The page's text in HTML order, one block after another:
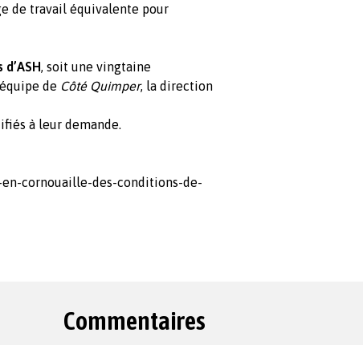
de travail équivalente pour
, soit une vingtaine
de Côté Quimper, la direction
à leur demande.
cornouaille-des-conditions-de-
Commentaires